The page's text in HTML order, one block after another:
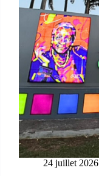
24 juillet 2026